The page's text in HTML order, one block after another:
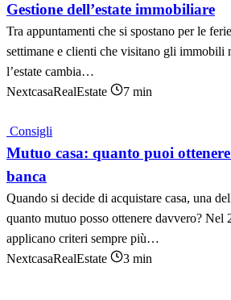
Gestione dell’estate immobiliare
Tra appuntamenti che si spostano per le
settimane e clienti che visitano gli immobili
l’estate cambia…
NextcasaRealEstate
7 min
Consigli
Mutuo casa: quanto puoi
banca
Quando si decide di acquistare casa, una
quanto mutuo posso ottenere davvero? Nel
applicano criteri sempre più…
NextcasaRealEstate
3 min